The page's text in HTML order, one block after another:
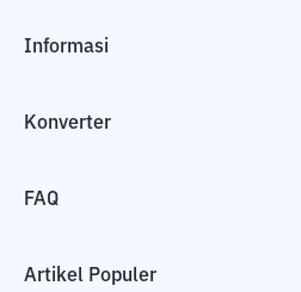
Informasi
Konverter
FAQ
Artikel Populer